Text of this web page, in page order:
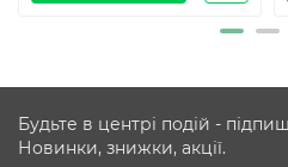
Будьте в центрі подій -
Новинки, знижки, акції.